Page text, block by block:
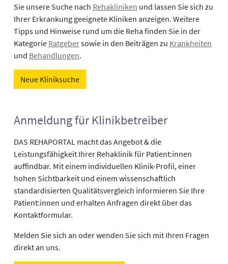
Sie unsere Suche nach Rehakliniken und lassen Sie sich zu
Ihrer Erkrankung geeignete Kliniken anzeigen. Weitere
Tipps und Hinweise rund um die Reha finden Sie in der
Kategorie Ratgebersowie in den Beiträgen zu Krankheiten
und Behandlungen.
Neue Kliniksuche
Anmeldung für Klinikbetreiber
DAS REHAPORTAL macht das Angebot & die
Leistungsfähigkeit Ihrer Rehaklinik für Patient:innen
auffindbar. Mit einem individuellen Klinik-Profil, einer
hohen Sichtbarkeit und einem wissenschaftlich
standardisierten Qualitätsvergleich informieren Sie Ihre
Patient:innen und erhalten Anfragen direkt über das
Kontaktformular.
Melden Sie sich an oder wenden Sie sich mit Ihren Fragen
direkt an uns.